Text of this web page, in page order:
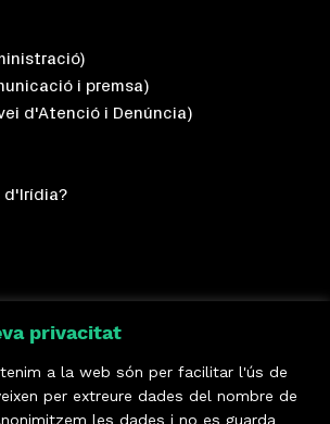
privacitat
a la web són per facilitar l'ús de
per extreure dades del nombre de
les dades i no es guarda
i premsa)
d'Atenció i Denúncia)
d'Irídia?